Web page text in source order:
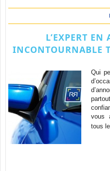
L’EXPERT
INCONTOURNABLE
Qui
vous
tous